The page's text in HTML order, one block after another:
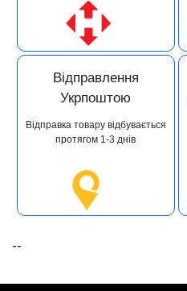
Відправлення
Укрпоштою
Відправка товару відбувається
протягом 1-3 днів
--